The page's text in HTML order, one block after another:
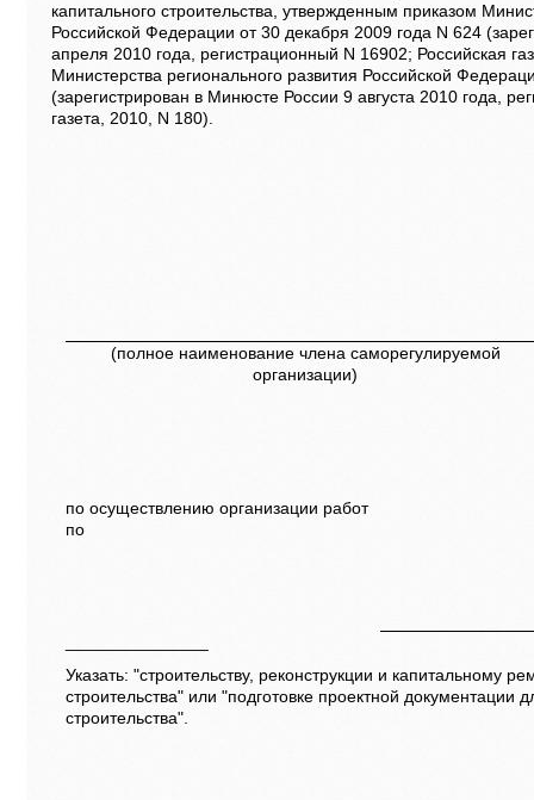
капитального строительства, утвержденным приказом
Российской Федерации от 30 декабря 2009 года N 624
апреля 2010 года, регистрационный N 16902; Российская
Министерства регионального развития Российской
(зарегистрирован в Минюсте России 9 августа 2010 года,
газета, 2010, N 180).
(полное наименование члена саморегулируемой
организации)
по осуществлению организации работ
по
Указать: "строительству, реконструкции и капитальному
строительства" или "подготовке проектной документации
строительства".